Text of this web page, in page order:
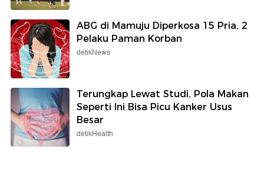
ABG di Mamuju Diperkosa 15 Pria, 2
Pelaku Paman Korban
detikNews
Terungkap Lewat Studi, Pola Makan
Seperti Ini Bisa Picu Kanker Usus
Besar
detikHealth